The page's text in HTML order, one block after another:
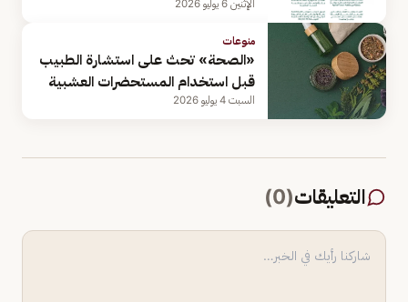
الإثنين 6 يوليو 2026
منوعات
«الصحة» تحث على استشارة الطبيب
قبل استخدام المستحضرات العشبية
السبت 4 يوليو 2026
التعليقات(
0
)